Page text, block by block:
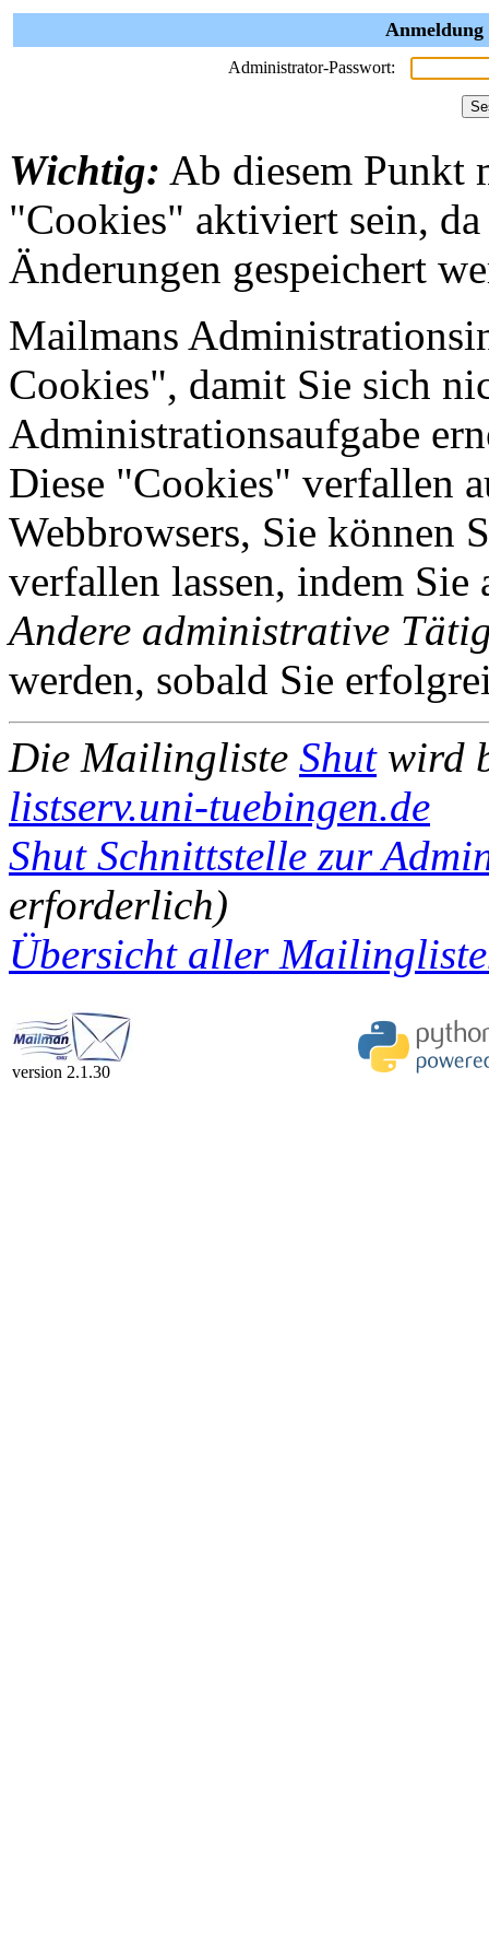
Administrator-Passwort:
Wichtig: Ab diesem Punkt
"Cookies" aktiviert sein,
Änderungen gespeichert
Mailmans
Cookies", damit Sie sich
Administrationsaufgabe
Diese "Cookies" verfallen
Webbrowsers, Sie können
verfallen lassen, indem
Andere administrative
werden, sobald Sie
Die Mailingliste Shutwird
listserv.uni-tuebingen.de
Shut Schnittstelle zur
erforderlich)
Übersicht aller
version 2.1.30